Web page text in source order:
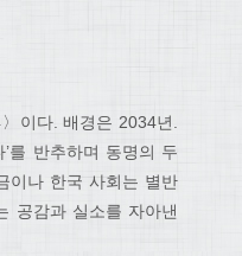
이다. 배경은 2034년.
를 반추하며 동명의 두
이나 한국 사회는 별반
공감과 실소를 자아낸